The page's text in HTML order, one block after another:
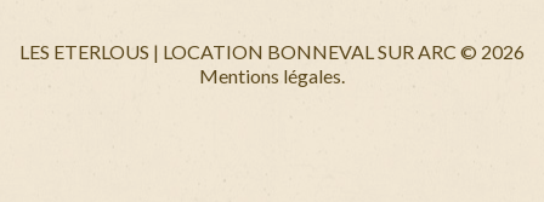
LES ETERLOUS | LOCATION BONNEVAL SUR ARC © 2026
Mentions légales.